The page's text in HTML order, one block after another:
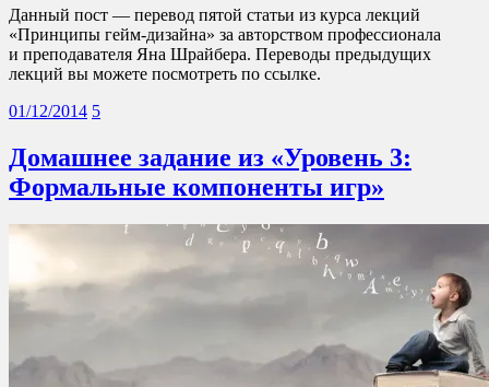
Данный пост — перевод пятой статьи из курса лекций
«Принципы гейм-дизайна» за авторством профессионала
и преподавателя Яна Шрайбера. Переводы предыдущих
лекций вы можете посмотреть по ссылке.
01/12/2014 5
Домашнее задание из «Уровень 3:
Формальные компоненты игр»